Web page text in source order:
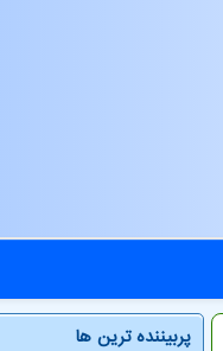
پربیننده ترین ها